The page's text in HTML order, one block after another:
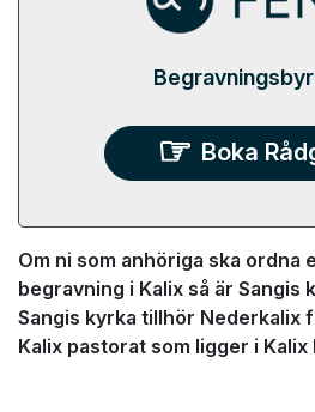
Boka
Om ni som anhöriga ska ordna
begravning i Kalix så är Sangis
Sangis kyrka tillhör Nederkalix
Kalix pastorat som ligger i Kalix